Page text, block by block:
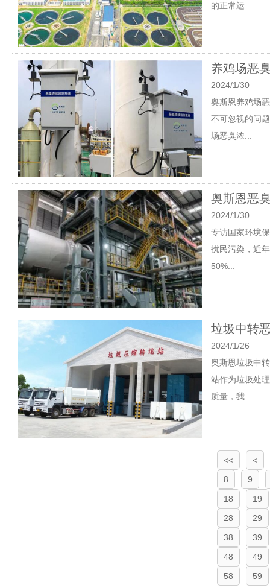
的正常运...
养鸡场恶
2024/1/30
奥斯恩养鸡场
不可忽视的问
场恶臭浓...
奥斯恩恶
2024/1/30
专访国家环境
扰民污染，近
50%...
垃圾中转
2024/1/26
奥斯恩垃圾中
站作为垃圾处
质量，我...
<<
<
8
9
18
19
28
29
38
39
48
49
58
59